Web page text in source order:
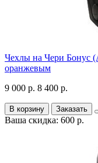
Чехлы на Чери Бонус
оранжевым
9 000 р. 8 400 р.
В корзину Заказать
Ваша скидка: 600 р.